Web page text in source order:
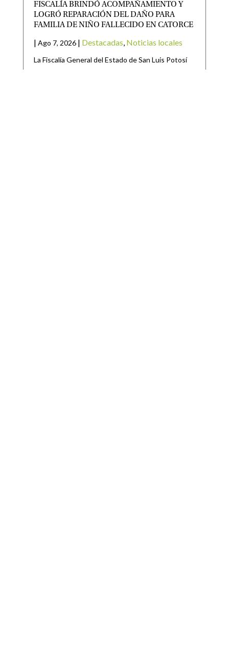
FISCALÍA BRINDÓ ACOMPAÑAMIENTO Y
LOGRÓ REPARACIÓN DEL DAÑO PARA
FAMILIA DE NIÑO FALLECIDO EN CATORCE
| Ago 7, 2026 | Destacadas, Noticias locales
La Fiscalía General del Estado de San Luis Potosí